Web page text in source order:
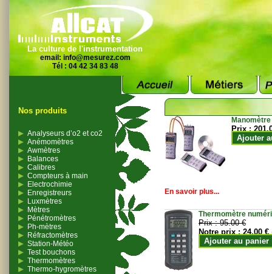
La culture de l'instrumentation
email: info@mesurez.com
Tél : 04 42 34 83 48
Nos produits
Analyseurs d’o2 et co2
Anémomètres
Awmètres
Balances
Calibres
Compteurs à main
Electrochimie
Enregistreurs
Luxmètres
Mètres
Pénétromètres
Ph-mètres
Réfractomètres
Station-Météo
Test bouchons
Thermomètres
Thermo-hygromètres
Prix :
Ajouter
En savoir plus...
Thermomètre
Prix :95.00 €
Notre prix :24.00 €
Ajouter au panier